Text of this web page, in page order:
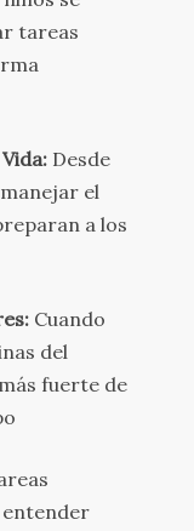
tareas
Desde
el
a los
Cuando
del
fuerte de
entender